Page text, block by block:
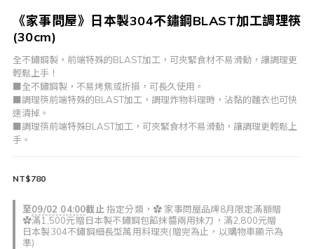
《家事問屋》日本製304不鏽鋼BLAST加工調理筷
(30cm)
全不鏽鋼製，前端特殊的BLAST加工，可夾緊食材不易滑動，讓調理更
輕鬆上手！
■全不鏽鋼製，不易烤焦或折損，可長久使用。
■調理筷前端特殊的BLAST加工，調理炸物料理時，沾黏的麵衣也可快
速清掉。
■調理筷前端特殊BLAST加工，可夾緊食材不易滑動，讓調理更輕鬆上
手。
至09/02 04:00截止 指定分類，✿ 家事問屋品牌8月限定滿額贈
✿滿1,500元贈日本製不鏽鋼包餡抹醬兩用抹刀，滿2,800元贈
日本製304不鏽鋼細長型萬用料理夾(贈完為止，以購物車顯示為
準)
NT$780